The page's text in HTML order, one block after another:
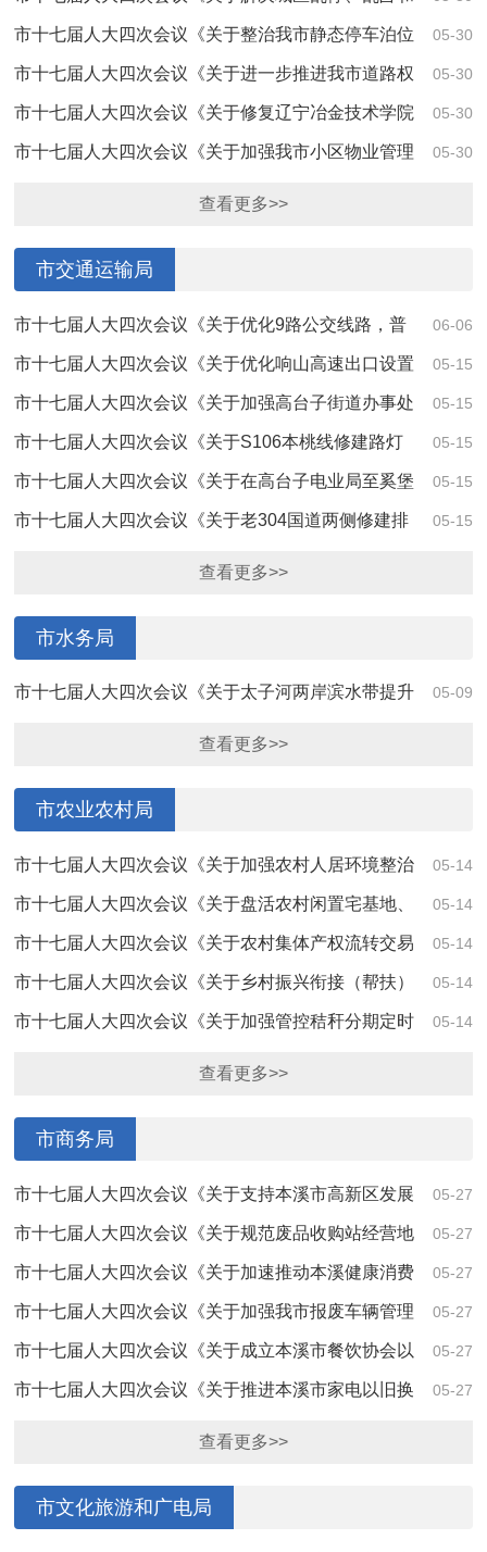
停车难问题的建议》（第4051号）答复 05-30
市十七届人大四次会议《关于整治我市静态停车泊位
被僵尸车等占用的建议》（第4119号）答复 05-30
市十七届人大四次会议《关于进一步推进我市道路权
属确定的建议》（第4102号）答复 05-30
市十七届人大四次会议《关于修复辽宁冶金技术学院
旁平顶山登山台阶步道入口一侧道路的建议》... 05-30
市十七届人大四次会议《关于加强我市小区物业管理
查看更多>>
市交通运输局
06-06
市十七届人大四次会议《关于优化9路公交线路，普
惠沿线居民及企业的建议》（第4073号）答复 05-15
市十七届人大四次会议《关于优化响山高速出口设置
和配套设施建设的建议》（第4219号）答复 05-15
市十七届人大四次会议《关于加强高台子街道办事处
附近道路安全的建议》（第4186号）答复 05-15
市十七届人大四次会议《关于S106本桃线修建路灯
的建议》(第4185号)答复 05-15
市十七届人大四次会议《关于在高台子电业局至奚堡
路段设置路灯的建议》(第4184号)答复 05-15
市十七届人大四次会议《关于老304国道两侧修建排
查看更多>>
市水务局
05-09
市十七届人大四次会议《关于太子河两岸滨水带提升
工程建设的建议》(第4207号)答复
查看更多>>
市农业农村局
05-14
市十七届人大四次会议《关于加强农村人居环境整治
清理的建议》（第4196号）答复 05-14
市十七届人大四次会议《关于盘活农村闲置宅基地、
助推乡村振兴的建议》（第4110号）答复 05-14
市十七届人大四次会议《关于农村集体产权流转交易
活体交易的建议》（第4048号）答复 05-14
市十七届人大四次会议《关于乡村振兴衔接（帮扶）
投资项目收益资金使用情况的建议》（第4027... 05-14
市十七届人大四次会议《关于加强管控秸秆分期定时
查看更多>>
市商务局
05-27
市十七届人大四次会议《关于支持本溪市高新区发展
飞地经济的建议》（第4211号）答复 05-27
市十七届人大四次会议《关于规范废品收购站经营地
点审批、管理的建议》（第4056号）答复 05-27
市十七届人大四次会议《关于加速推动本溪健康消费
品工业高质量发展的建议》（第4199号）的答复 05-27
市十七届人大四次会议《关于加强我市报废车辆管理
的建议》（第4043号）答复 05-27
市十七届人大四次会议《关于成立本溪市餐饮协会以
规范餐饮行业管理的建议》（第4029号）答复 05-27
市十七届人大四次会议《关于推进本溪市家电以旧换
查看更多>>
市文化旅游和广电局